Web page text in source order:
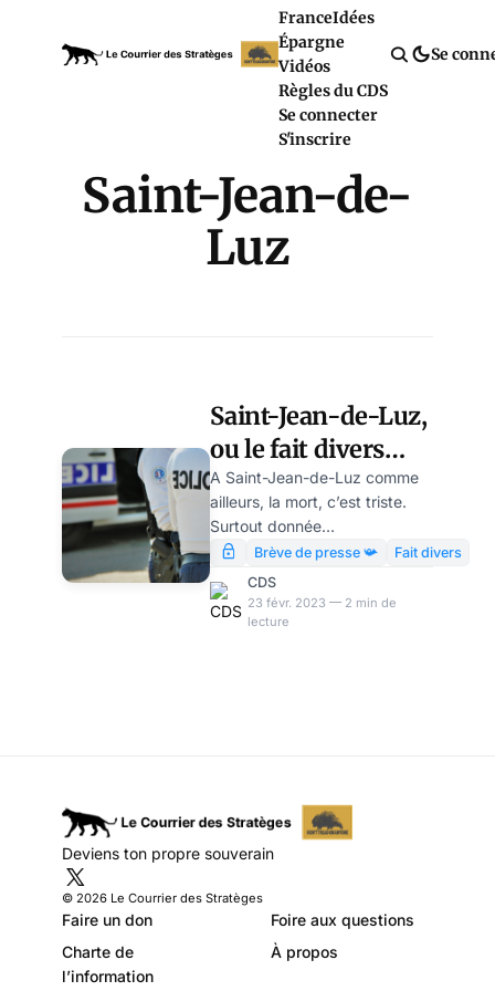
FranceIdées
Épargne
Vidéos
Règles du CDS
Se connecter
S'inscrire
Se
Saint-Jean-de-
Luz
Saint-Jean-de-Luz,
ou le fait divers
totalitaire, par
Modeste Schwartz
A Saint-Jean-de-Luz comme
ailleurs, la mort, c’est triste.
Surtout donnée
intentionnellement. Surtout à
une enseignante. Surtout par
un lycéen. C’est triste et – je le
rappellerai, au risque de
Brève de presse 📯
Fait divers
CDS
23 févr. 2023 — 2 min de
lecture
Deviens ton propre souverain
© 2026 Le Courrier des Stratèges
Faire un don
Foire aux questions
Charte de
l’information
À propos